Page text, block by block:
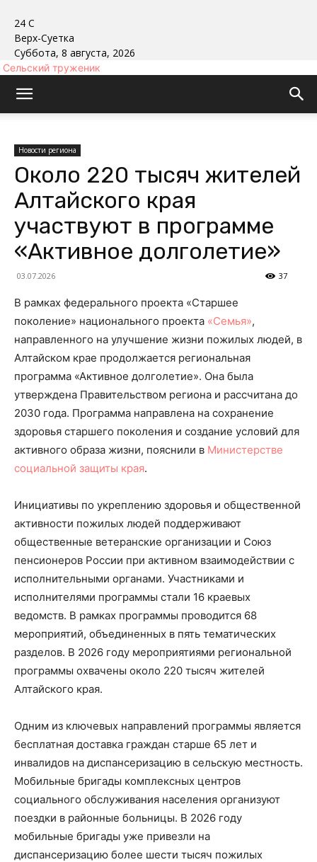
24 C
Верх-Суетка
Суббота, 8 августа, 2026
Сельский труженик
Новости региона
Около 220 тысяч жителей
Алтайского края
участвуют в программе
«Активное долголетие»
03.07.2026 37
В рамках федерального проекта «Старшее
поколение» национального проекта «Семья»,
направленного на улучшение жизни пожилых людей, в
Алтайском крае продолжается региональная
программа «Активное долголетие». Она была
утверждена Правительством региона и рассчитана до
2030 года. Программа направлена на сохранение
здоровья старшего поколения и создание условий для
активного образа жизни, пояснили в Министерстве
социальной защиты края.
Инициативы по укреплению здоровья и общественной
активности пожилых людей поддерживают
общественные ветеранские организации и Союз
пенсионеров России при активном взаимодействии с
исполнительными органами. Участниками и
исполнителями программы стали 16 краевых
ведомств. В рамках программы проводится 68
мероприятий, объединенных в пять тематических
разделов. В 2026 году мероприятиями региональной
программы охвачены около 220 тысяч жителей
Алтайского края.
Одним из ключевых направлений программы является
бесплатная доставка граждан старше 65 лет и
инвалидов на диспансеризацию в сельскую местность.
Мобильные бригады комплексных центров
социального обслуживания населения организуют
поездки в районные больницы. В 2026 году
мобильные бригады уже привезли на
диспансеризацию более шести тысяч пожилых